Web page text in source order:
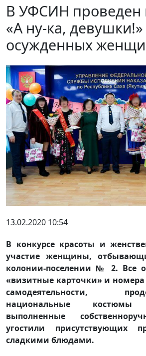
В УФСИН проведен
«А ну-ка,
осужденных
13.02.2020 10:54
В конкурсе красоты и
участие женщины,
колонии-поселении № 2. Все
«визитные карточки» и номера
самодеятельности,
национальные
выполненные
угостили присутствующих
сладкими блюдами.